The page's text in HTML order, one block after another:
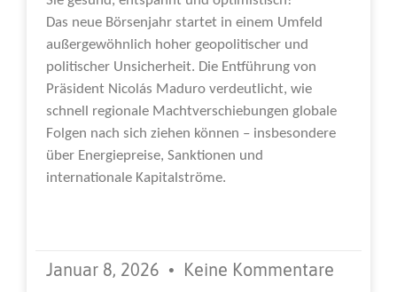
Das neue Börsenjahr startet in einem Umfeld
außergewöhnlich hoher geopolitischer und
politischer Unsicherheit. Die Entführung von
Präsident Nicolás Maduro verdeutlicht, wie
schnell regionale Machtverschiebungen globale
Folgen nach sich ziehen können – insbesondere
über Energiepreise, Sanktionen und
internationale Kapitalströme.
Januar 8, 2026 Keine Kommentare